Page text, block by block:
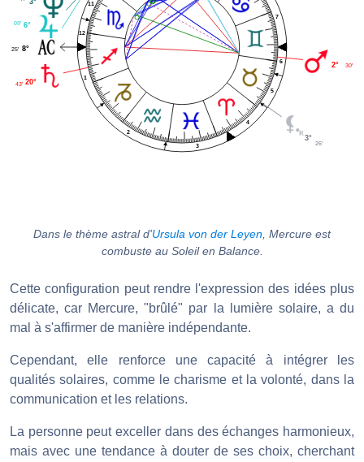
1
2
3
4
5
6
7
11
12
6°
09'
8°
25'
20°
43'
3°
26'
2° 30'
Dans le thème astral d'Ursula von der Leyen , Mercure est
combuste au Soleil en Balance.
Cette configuration peut rendre l'expression des idées plus
délicate, car Mercure, "brûlé" par la lumière solaire, a du
mal à s'affirmer de manière indépendante.
Cependant, elle renforce une capacité à intégrer les
qualités solaires, comme le charisme et la volonté, dans la
communication et les relations.
La personne peut exceller dans des échanges harmonieux,
mais avec une tendance à douter de ses choix, cherchant